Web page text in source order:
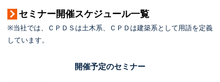
セミナー開催スケジュール一覧
※当社では、ＣＰＤＳは土木系、ＣＰＤは建築系として用語を定義
しています。
開催予定のセミナー